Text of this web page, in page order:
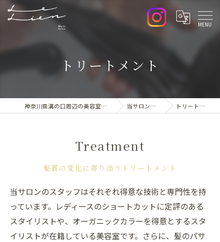
トリートメント
神奈川県溝の口周辺の美容室ならLe lien 当サロンの特徴 トリートメント
髪質の変化に寄り添うトリートメント
Treatment
当サロンのスタッフはそれぞれ得意な技術と専門性を持
っています。レディースのショートカットに定評のある
スタイリストや、オーガニックカラーを得意とするスタ
イリストが在籍している美容室です。さらに、髪のパサ